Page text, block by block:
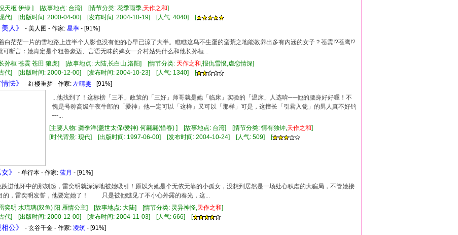
天枢 伊绿 ] [故事地点: 台湾] [情节分类: 花季雨季,天作之和]
现代] [出版时间: 2000-04-00] [发布时间: 2004-10-19] [人气: 4040] [
人》 - 美人图 - 作家: 星葶 - [91%]
白茫茫一片的雪地路上连半个人影也没有他的心早已涼了大半。瞧瞧这鸟不生蛋的蛮荒之地能教养出多有內涵的女子？苍霙!?苍鹰!?
可断言：她肯定是个粗鲁豪迈、言语无味的婢女一介村姑凭什么和他长孙桓...
孙桓 苍霙 苍田 狼虎] [故事地点: 大陆,长白山,洛阳] [情节分类: 天作之和,报仇雪恨,虐恋情深]
古代] [出版时间: 2000-12-00] [发布时间: 2004-10-23] [人气: 1340] [
怯》 - 红楼重梦 - 作家: 左晴雯 - [91%]
...他找到了！这标榜「三不」政策的「三好」师哥就是她「临床」实验的「温床」人选唷──他的腰身好好喔！不
愧是号称高级午夜牛郎的「爱神」他一定可以「这样」又可以「那样」可是，这擅长「引君入瓮」的男人真不好钓
┅...
[主要人物: 龚季洋(盖世太保/爱神) 何翩翩(惜春) ] [故事地点: 台湾] [情节分类: 情有独钟,天作之和]
[时代背景: 现代] [出版时间: 1997-06-00] [发布时间: 2004-10-24] [人气: 509] [
》 - 单行本 - 作家: 蓝月 - [91%]
他怀中的那刻起，雷奕明就深深地被她吸引！原以为她是个无依无靠的小孤女，没想到居然是一场处心积虑的大骗局，不管她接
的，雷奕明发誓，他要定她了！ 只是被他瞧见了不小心外露的春光，这...
奕明 水琉璃(双鱼) 阳 雁情公主] [故事地点: 大陆] [情节分类: 灵异神怪,天作之和]
古代] [出版时间: 2000-12-00] [发布时间: 2004-11-03] [人气: 666] [
公》 - 玄谷千金 - 作家: 凌筑 - [91%]